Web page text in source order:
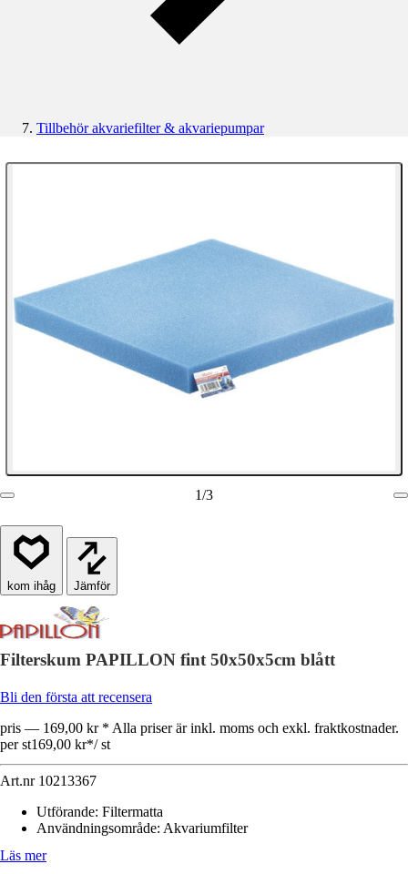
Tillbehör akvariefilter & akvariepumpar
1/3
Jämför
Filterskum PAPILLON fint 50x50x5cm blått
Bli den första att recensera
pris — 169,00 kr * Alla priser är inkl. moms och exkl. fraktkostnader.
per st169,00 kr*/ st
Art.nr 10213367
Utförande: Filtermatta
Användningsområde: Akvariumfilter
Läs mer